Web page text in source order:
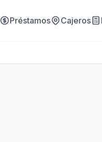
Préstamos Cajeros